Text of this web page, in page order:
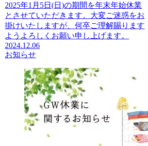
2025年1月5日(日)の期間を年末年始休業
とさせていただきます。大変ご迷惑をお
掛けいたしますが、何卒ご理解賜ります
ようよろしくお願い申し上げます。
2024.12.06
お知らせ